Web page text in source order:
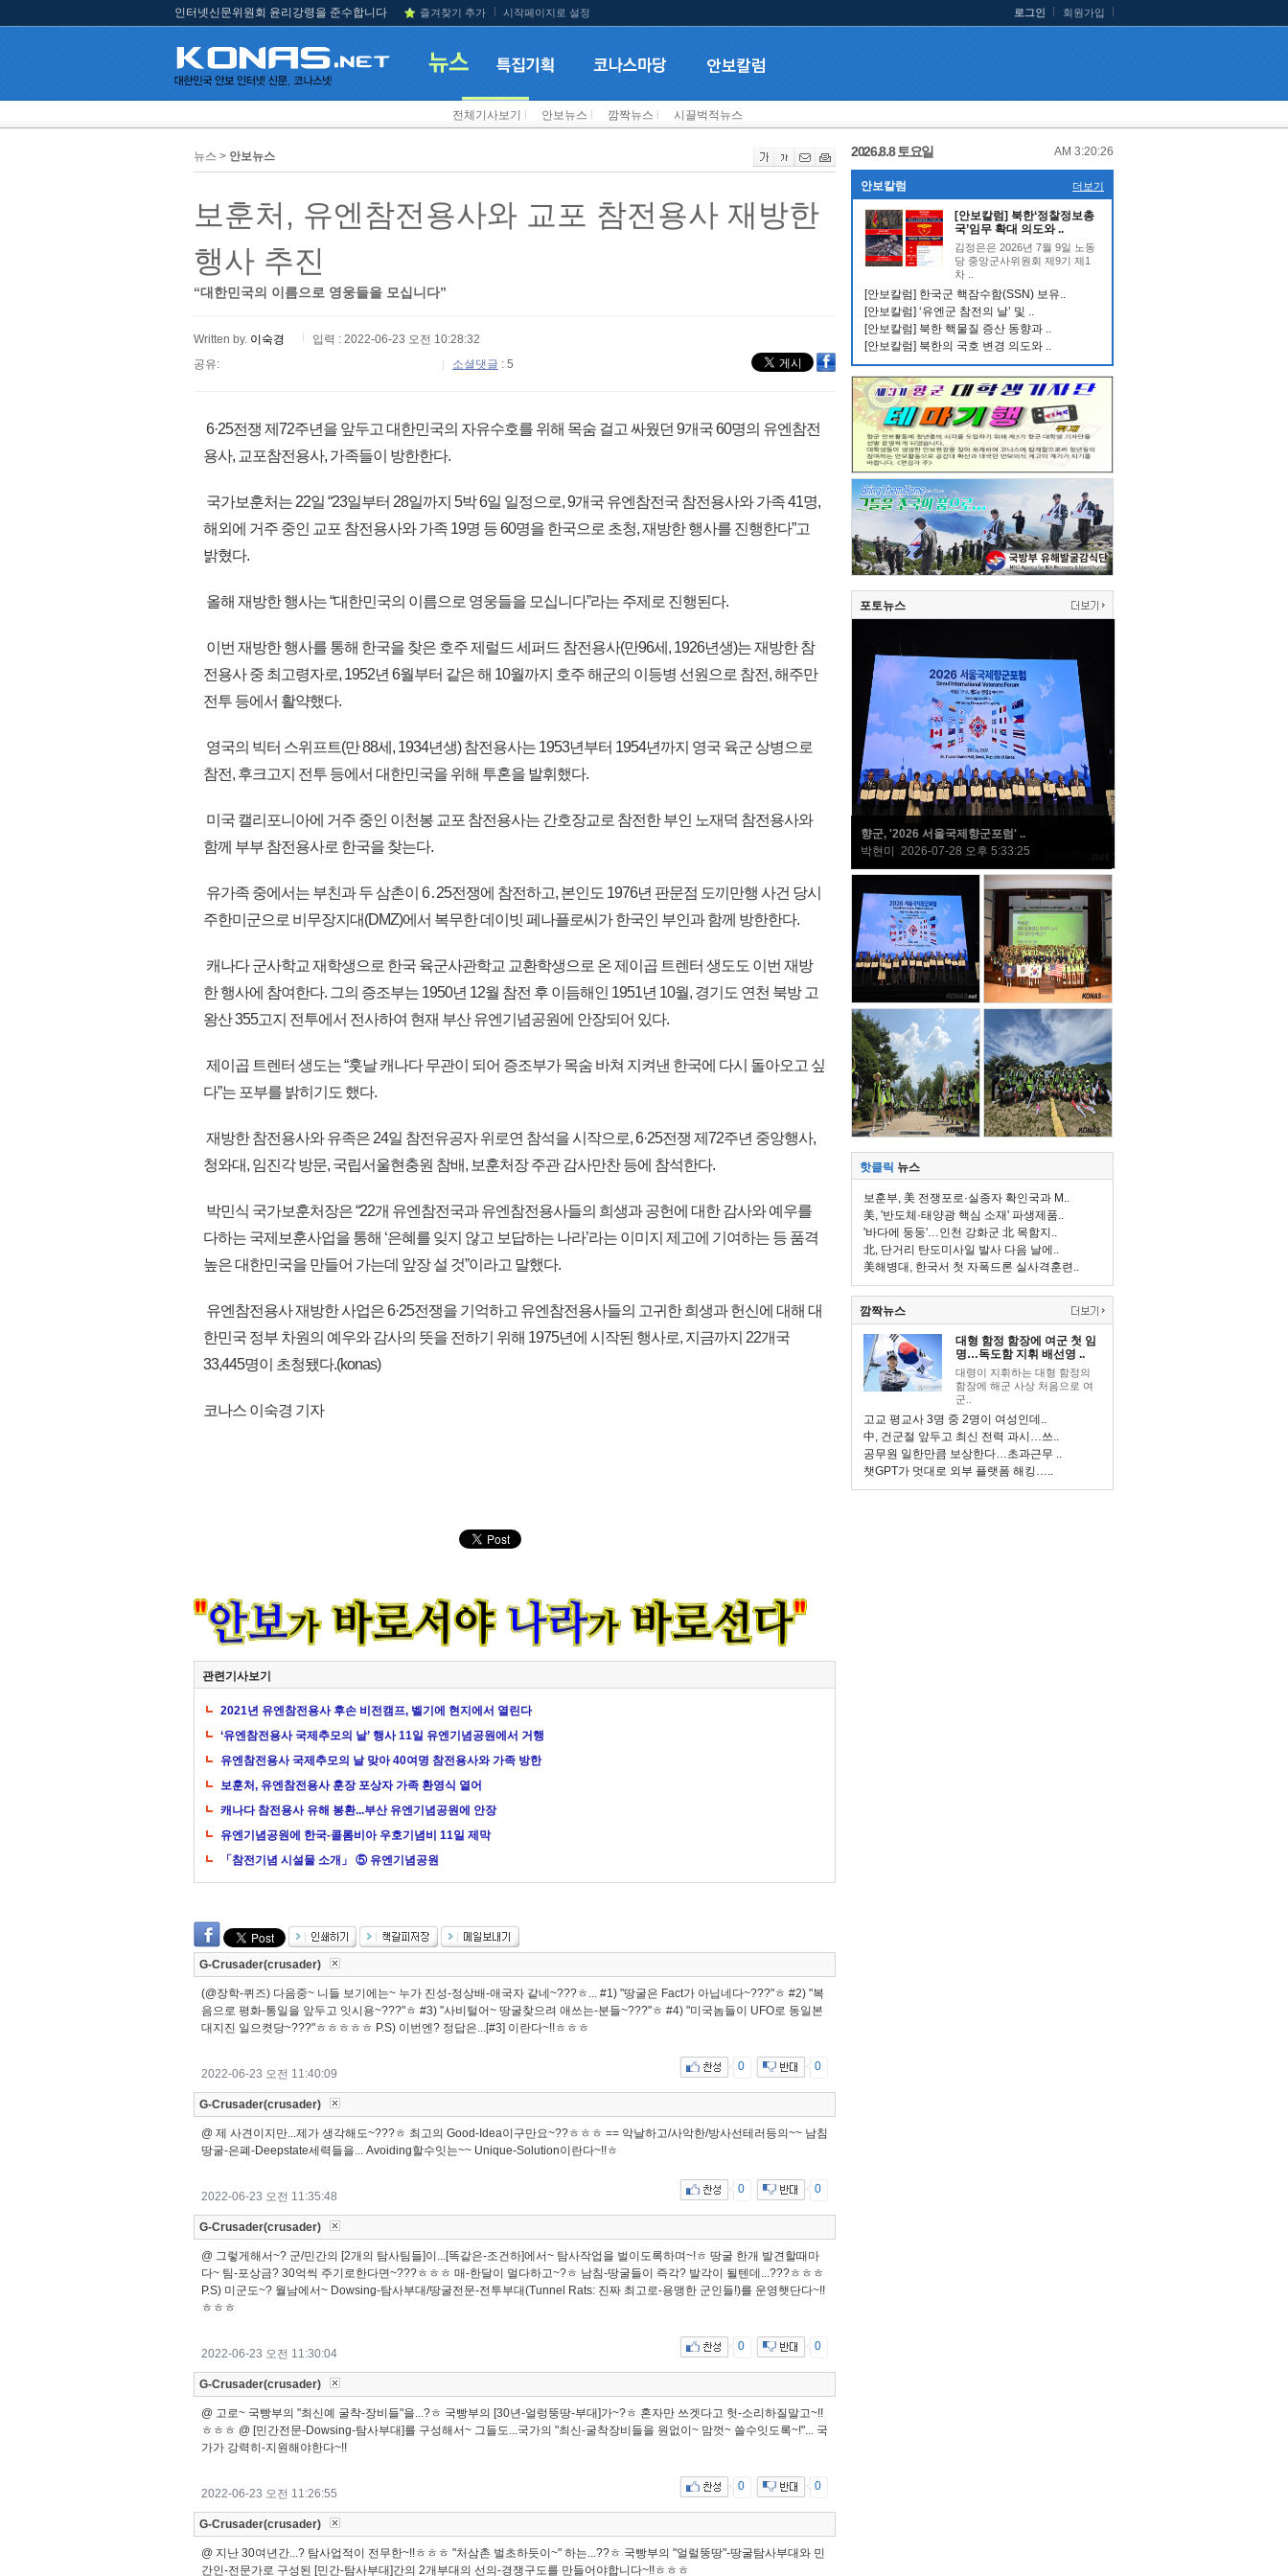
인터넷신문위원회 윤리강령을 준수합니다 즐겨찾기 추가 시작페이지로 설정 로그인 회원가입
전체기사보기 안보뉴스 깜짝뉴스 시끌벅적뉴스
뉴스 > 안보뉴스
보훈처, 유엔참전용사와 교포 참전용사 재방한
행사 추진
“대한민국의 이름으로 영웅들을 모십니다”
Written by. 이숙경
입력 : 2022-06-23 오전 10:28:32
공유:
소셜댓글 : 5
6·25전쟁 제72주년을 앞두고 대한민국의 자유수호를 위해 목숨 걸고 싸웠던 9개국 60명의 유엔참전
용사, 교포참전용사, 가족들이 방한한다.
국가보훈처는 22일 “23일부터 28일까지 5박 6일 일정으로, 9개국 유엔참전국 참전용사와 가족 41명,
해외에 거주 중인 교포 참전용사와 가족 19명 등 60명을 한국으로 초청, 재방한 행사를 진행한다”고
밝혔다.
올해 재방한 행사는 “대한민국의 이름으로 영웅들을 모십니다”라는 주제로 진행된다.
이번 재방한 행사를 통해 한국을 찾은 호주 제럴드 세퍼드 참전용사(만96세, 1926년생)는 재방한 참
전용사 중 최고령자로, 1952년 6월부터 같은 해 10월까지 호주 해군의 이등병 선원으로 참전, 해주만
전투 등에서 활약했다.
영국의 빅터 스위프트(만 88세, 1934년생) 참전용사는 1953년부터 1954년까지 영국 육군 상병으로
참전, 후크고지 전투 등에서 대한민국을 위해 투혼을 발휘했다.
미국 캘리포니아에 거주 중인 이천봉 교포 참전용사는 간호장교로 참전한 부인 노재덕 참전용사와
함께 부부 참전용사로 한국을 찾는다.
유가족 중에서는 부친과 두 삼촌이 6․25전쟁에 참전하고, 본인도 1976년 판문점 도끼만행 사건 당시
주한미군으로 비무장지대(DMZ)에서 복무한 데이빗 페나플로씨가 한국인 부인과 함께 방한한다.
캐나다 군사학교 재학생으로 한국 육군사관학교 교환학생으로 온 제이곱 트렌터 생도도 이번 재방
한 행사에 참여한다. 그의 증조부는 1950년 12월 참전 후 이듬해인 1951년 10월, 경기도 연천 북방 고
왕산 355고지 전투에서 전사하여 현재 부산 유엔기념공원에 안장되어 있다.
제이곱 트렌터 생도는 “훗날 캐나다 무관이 되어 증조부가 목숨 바쳐 지켜낸 한국에 다시 돌아오고 싶
다”는 포부를 밝히기도 했다.
재방한 참전용사와 유족은 24일 참전유공자 위로연 참석을 시작으로, 6·25전쟁 제72주년 중앙행사,
청와대, 임진각 방문, 국립서울현충원 참배, 보훈처장 주관 감사만찬 등에 참석한다.
박민식 국가보훈처장은 “22개 유엔참전국과 유엔참전용사들의 희생과 공헌에 대한 감사와 예우를
다하는 국제보훈사업을 통해 ‘은혜를 잊지 않고 보답하는 나라’라는 이미지 제고에 기여하는 등 품격
높은 대한민국을 만들어 가는데 앞장 설 것”이라고 말했다.
유엔참전용사 재방한 사업은 6·25전쟁을 기억하고 유엔참전용사들의 고귀한 희생과 헌신에 대해 대
한민국 정부 차원의 예우와 감사의 뜻을 전하기 위해 1975년에 시작된 행사로, 지금까지 22개국
33,445명이 초청됐다.(konas)
코나스 이숙경 기자
관련기사보기
2021년 유엔참전용사 후손 비전캠프, 벨기에 현지에서 열린다
‘유엔참전용사 국제추모의 날’ 행사 11일 유엔기념공원에서 거행
유엔참전용사 국제추모의 날 맞아 40여명 참전용사와 가족 방한
보훈처, 유엔참전용사 훈장 포상자 가족 환영식 열어
캐나다 참전용사 유해 봉환...부산 유엔기념공원에 안장
유엔기념공원에 한국-콜롬비아 우호기념비 11일 제막
「참전기념 시설물 소개」 ⑤ 유엔기념공원
G-Crusader(crusader)
(@장학-퀴즈) 다음중~ 니들 보기에는~ 누가 진성-정상배-애국자 같네~???ㅎ... #1) "땅굴은 Fact가 아닙네다~???"ㅎ #2) "복
음으로 평화-통일을 앞두고 잇시용~???"ㅎ #3) "사비털어~ 땅굴찾으려 애쓰는-분들~???"ㅎ #4) "미국놈들이 UFO로 동일본
대지진 일으켯당~???"ㅎㅎㅎㅎㅎ P.S) 이번엔? 정답은...[#3] 이란다~!!ㅎㅎㅎ
2022-06-23 오전 11:40:09
0 0
G-Crusader(crusader)
@ 제 사견이지만...제가 생각해도~???ㅎ 최고의 Good-Idea이구만요~??ㅎㅎㅎ == 악날하고/사악한/방사선테러등의~~ 남침
땅굴-은폐-Deepstate세력들을... Avoiding할수잇는~~ Unique-Solution이란다~!!ㅎ
2022-06-23 오전 11:35:48
0 0
G-Crusader(crusader)
@ 그렇게해서~? 군/민간의 [2개의 탐사팀들]이...[똑같은-조건하]에서~ 탐사작업을 벌이도록하며~!ㅎ 땅굴 한개 발견할때마
다~ 팀-포상금? 30억씩 주기로한다면~???ㅎㅎㅎ 매-한달이 멀다하고~?ㅎ 남침-땅굴들이 즉각? 발각이 될텐데...???ㅎㅎㅎ
P.S) 미군도~? 월남에서~ Dowsing-탐사부대/땅굴전문-전투부대(Tunnel Rats: 진짜 최고로-용맹한 군인들!)를 운영햇단다~!!
ㅎㅎㅎ
2022-06-23 오전 11:30:04
0 0
G-Crusader(crusader)
@ 고로~ 국빵부의 "최신예 굴착-장비들"을...?ㅎ 국빵부의 [30년-얼렁뚱땅-부대]가~?ㅎ 혼자만 쓰겟다고 헛-소리하질말고~!!
ㅎㅎㅎ @ [민간전문-Dowsing-탐사부대]를 구성해서~ 그들도...국가의 "최신-굴착장비들을 원없이~ 맘껏~ 쓸수잇도록~!"... 국
가가 강력히-지원해야한다~!!
2022-06-23 오전 11:26:55
0 0
G-Crusader(crusader)
@ 지난 30여년간...? 탐사업적이 전무한~!!ㅎㅎㅎ "처삼촌 벌초하듯이~" 하는...??ㅎ 국빵부의 "얼럴뚱땅"-땅굴탐사부대와 민
간인-전문가로 구성된 [민간-탐사부대]간의 2개부대의 선의-경쟁구도를 만들어야합니다~!!ㅎㅎㅎ
2026.8.8 토요일 AM 3:20:26
안보칼럼 더보기
[안보칼럼] 북한‘정찰정보총
국’임무 확대 의도와 ..
김정은은 2026년 7월 9일 노동
당 중앙군사위원회 제9기 제1
차 ..
[안보칼럼] 한국군 핵잠수함(SSN) 보유..
[안보칼럼] ‘유엔군 참전의 날’ 및 ..
[안보칼럼] 북한 핵물질 증산 동향과 ..
[안보칼럼] 북한의 국호 변경 의도와 ..
포토뉴스
향군, '2026 서울국제향군포럼' ..
박현미 2026-07-28 오후 5:33:25
핫클릭 뉴스
보훈부, 美 전쟁포로·실종자 확인국과 M..
美, '반도체·태양광 핵심 소재' 파생제품..
'바다에 둥둥'…인천 강화군 北 목함지..
北, 단거리 탄도미사일 발사 다음 날에..
美해병대, 한국서 첫 자폭드론 실사격훈련..
깜짝뉴스
대형 함정 함장에 여군 첫 임
명…독도함 지휘 배선영 ..
대령이 지휘하는 대형 함정의
함장에 해군 사상 처음으로 여
군..
고교 평교사 3명 중 2명이 여성인데..
中, 건군절 앞두고 최신 전력 과시…쓰..
공무원 일한만큼 보상한다…초과근무 ..
챗GPT가 멋대로 외부 플랫폼 해킹…..